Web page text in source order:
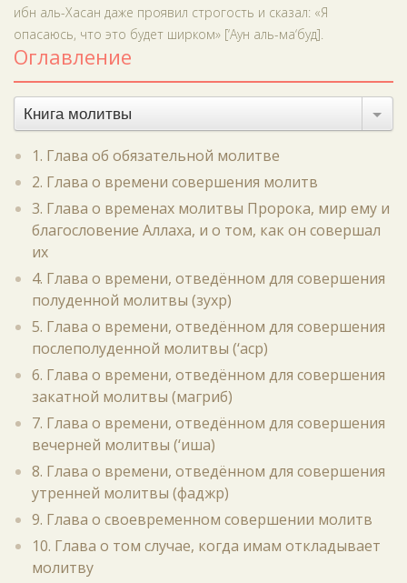
ибн аль-Хасан даже проявил строгость и сказал: «Я
опасаюсь, что это будет ширком» [‘Аун аль-ма‘буд].
Оглавление
Книга молитвы
1. Глава об обязательной молитве
2. Глава о времени совершения молитв
3. Глава о временах молитвы Пророка, мир ему и
благословение Аллаха, и о том, как он совершал
их
4. Глава о времени, отведённом для совершения
полуденной молитвы (зухр)
5. Глава о времени, отведённом для совершения
послеполуденной молитвы (‘аср)
6. Глава о времени, отведённом для совершения
закатной молитвы (магриб)
7. Глава о времени, отведённом для совершения
вечерней молитвы (‘иша)
8. Глава о времени, отведённом для совершения
утренней молитвы (фаджр)
9. Глава о своевременном совершении молитв
10. Глава о том случае, когда имам откладывает
молитву